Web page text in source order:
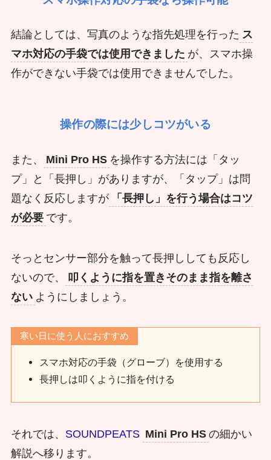
結論としては、写真のような指先処理を行った ス
マホ対応の手袋では使用できました が、スマホ操
作ができない手袋では使用できませんでした。
操作の際には少しコツがいる
また、 Mini Pro HS を操作する方法には「タッ
プ」と「長押し」がありますが、「タップ」は問
題なく反応しますが
「長押し」を行う場合はコツ
が必要 です。
そっとセンサー部分を触って長押ししても反応し
ないので、
叩くように指を置きそのまま指を離さ
ない ようにしましょう。
寒い日に使う人におすすめ
スマホ対応の手袋（グローブ）を使用する
長押しは叩くように指を付ける
それでは、 SOUNDPEATS Mini Pro HS の細かい
解説へ移ります。